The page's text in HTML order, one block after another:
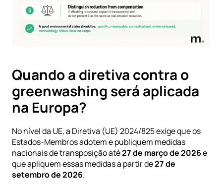
Quando a diretiva contra o
greenwashing será aplicada
na Europa?
No nível da UE, a Diretiva (UE) 2024/825 exige que os
Estados-Membros adotem e publiquem medidas
nacionais de transposição até 27 de março de 2026 e
que apliquem essas medidas a partir de 27 de
setembro de 2026.